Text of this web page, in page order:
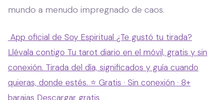
mundo a menudo impregnado de caos.
App oficial de Soy Espiritual ¿Te gustó tu tirada?
Llévala contigo Tu tarot diario en el móvil, gratis y sin
conexión. Tirada del día, significados y guía cuando
quieras, donde estés. ⭐ Gratis · Sin conexión · 8+
barajas Descargar gratis